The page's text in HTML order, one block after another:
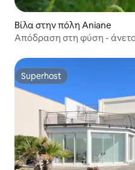
Βίλα στην πόλη Aniane
Απόδραση στη φύση - άνετο
Superhost
Superhost